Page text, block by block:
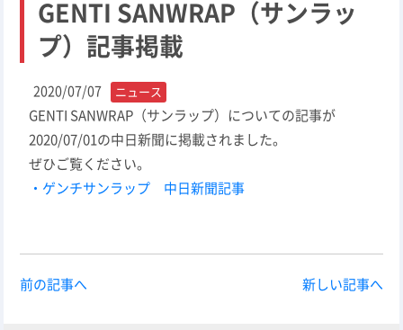
GENTI SANWRAP（サンラッ
プ）記事掲載
2020/07/07 ニュース
GENTI SANWRAP（サンラップ）についての記事が
2020/07/01の中日新聞に掲載されました。
ぜひご覧ください。
・ゲンチサンラップ 中日新聞記事
前の記事へ 新しい記事へ